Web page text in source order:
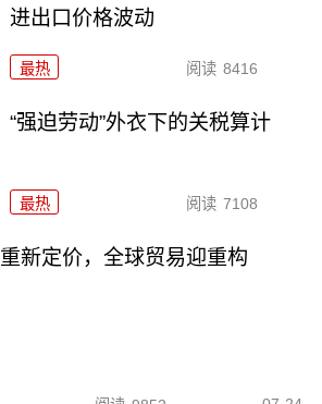
进出口价格波动
最热 阅读 8416
“强迫劳动”外衣下的关税算计
最热 阅读 7108
新定价，全球贸易迎重构